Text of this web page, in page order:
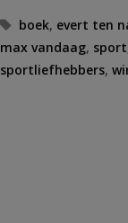
Tags
boek, evert ten
max vandaag, sport
sportliefhebbers,